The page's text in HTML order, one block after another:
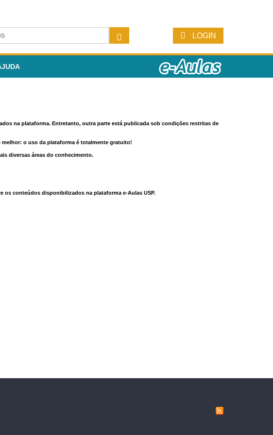
LOGIN
na plataforma. Entretanto, outra parte está publicada sob condições restritas de
o uso da plataforma é totalmente gratuito!
diversas áreas do conhecimento.
os conteúdos disponibilizados na plataforma e-Aulas USP.